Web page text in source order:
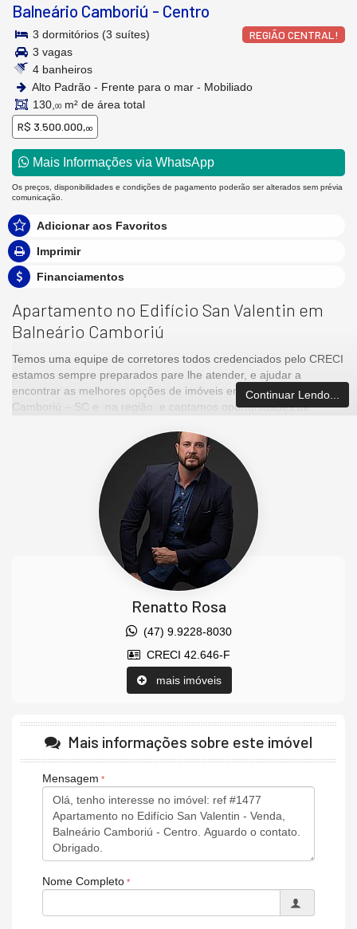
Balneário Camboriú - Centro
REGIÃO CENTRAL!
3 dormitórios (3 suítes)
3 vagas
4 banheiros
Alto Padrão - Frente para o mar - Mobiliado
130, 00 m² de área total
R$ 3.500.000,00
Mais Informações via WhatsApp
Os preços, disponibilidades e condições de pagamento poderão ser alterados sem prévia
comunicação.
Adicionar aos Favoritos
Imprimir
Financiamentos
Apartamento no Edifício San Valentin em
Balneário Camboriú
Temos uma equipe de corretores todos credenciados pelo CRECI
estamos sempre preparados pare lhe atender, e ajudar a
encontrar as melhores opções de imóveis em Balneário
Camboriú – SC e na região, e captamos oportunidades de
com a maior segurança que existe.
Imóvel disponível para visitação.
Agende uma visita agora mesmo e venha conhecer este lindo
Os valores estão sujeitos a alteração sem aviso prévio.
Características do Imóvel
Living
Sala de Estar
Sala de Jantar
Espaço Gourmet
Lavabo
Banheiro de Serviço
Banheiro Social
Sala de TV
Características do Empreendimento
Piscina
Continuar Lendo...
Renatto Rosa
(47) 9.9228-8030
CRECI 42.646-F
mais imóveis
Mais informações sobre este imóvel
Mensagem
Nome Completo